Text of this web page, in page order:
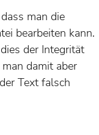
man die
bearbeiten kann.
der Integrität
damit aber
Text falsch